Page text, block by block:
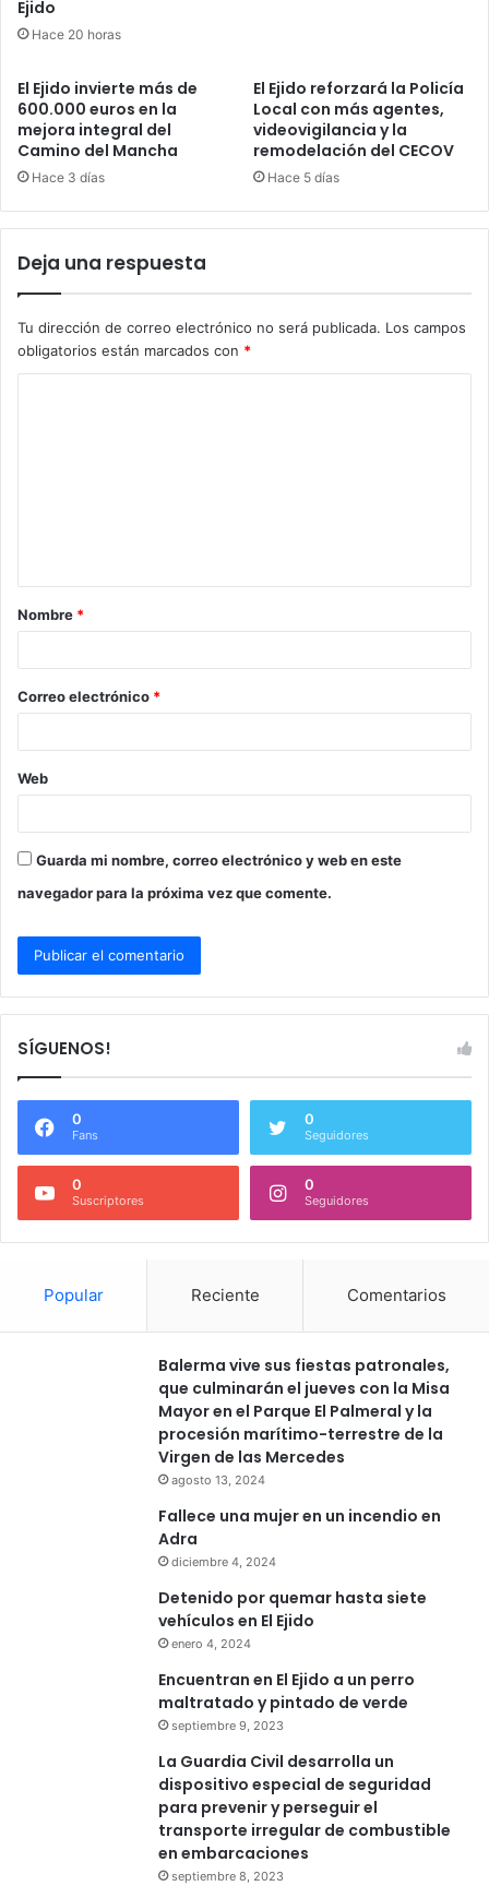
Ejido
Hace 20 horas
El Ejido invierte más de
600.000 euros en la
mejora integral del
Camino del Mancha
Hace 3 días
El Ejido reforzará la Policía
Local con más agentes,
videovigilancia y la
remodelación del CECOV
Hace 5 días
Deja una respuesta
Tu dirección de correo electrónico no será publicada. Los campos
obligatorios están marcados con *
a
r
*
Nombre *
Correo electrónico *
Web
Guarda mi nombre, correo electrónico y web en este
navegador para la próxima vez que comente.
SÍGUENOS!
0
Fans
0
Seguidores
0
Suscriptores
0
Seguidores
Popular Reciente Comentarios
Balerma vive sus fiestas patronales,
que culminarán el jueves con la Misa
Mayor en el Parque El Palmeral y la
procesión marítimo-terrestre de la
Virgen de las Mercedes
agosto 13, 2024
Fallece una mujer en un incendio en
Adra
diciembre 4, 2024
Detenido por quemar hasta siete
vehículos en El Ejido
enero 4, 2024
Encuentran en El Ejido a un perro
maltratado y pintado de verde
septiembre 9, 2023
La Guardia Civil desarrolla un
dispositivo especial de seguridad
para prevenir y perseguir el
transporte irregular de combustible
en embarcaciones
septiembre 8, 2023